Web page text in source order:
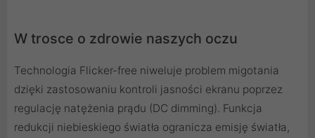
W trosce o zdrowie naszych oczu
Technologia Flicker-free niweluje problem migotania
dzięki zastosowaniu kontroli jasności ekranu poprzez
regulację natężenia prądu (DC dimming). Funkcja
redukcji niebieskiego światła ogranicza emisję światła,